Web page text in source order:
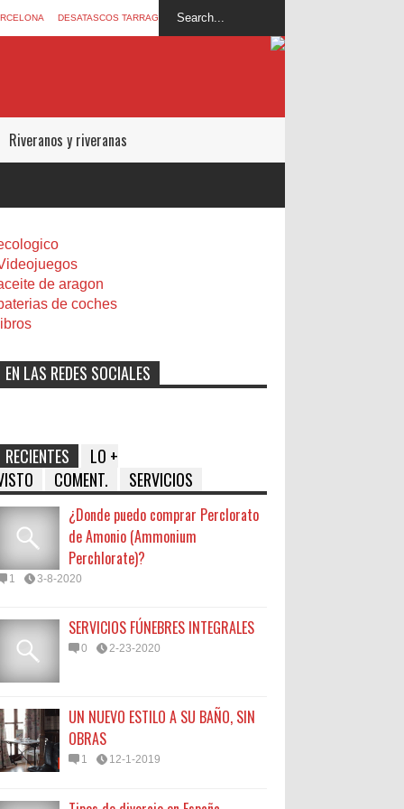
DESATASCOS TARRAGONA
Riveranos y riveranas
de aragon
de coches
libros
EN LAS REDES SOCIALES
RECIENTES
LO +
COMENT. SERVICIOS
¿Donde puedo comprar Perclorato
de Amonio (Ammonium
Perchlorate)?
1 3-8-2020
SERVICIOS FÚNEBRES INTEGRALES
0 2-23-2020
UN NUEVO ESTILO A SU BAÑO, SIN
OBRAS
1 12-1-2019